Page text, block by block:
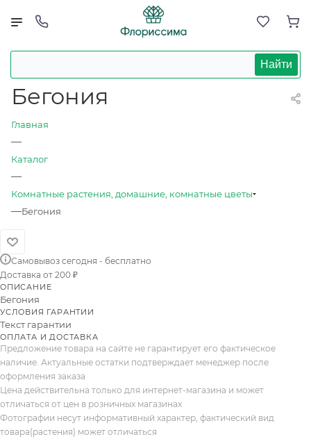
Найти
Бегония
Главная
—
Каталог
—
Комнатные растения, домашние, комнатные цветы
—Бегония
Самовывоз сегодня - бесплатно
Доставка от 200 ₽
ОПИСАНИЕ
Бегония
УСЛОВИЯ ГАРАНТИИ
Текст гарантии
ОПЛАТА И ДОСТАВКА
Предложение товара на сайте не гарантирует его фактическое
наличие. Актуальные остатки подтверждает менеджер после
оформления заказа
Цена действительна только для интернет-магазина и может
отличаться от цен в розничных магазинах
Фотографии несут информативный характер, фактический вид
товара(растения) может отличаться